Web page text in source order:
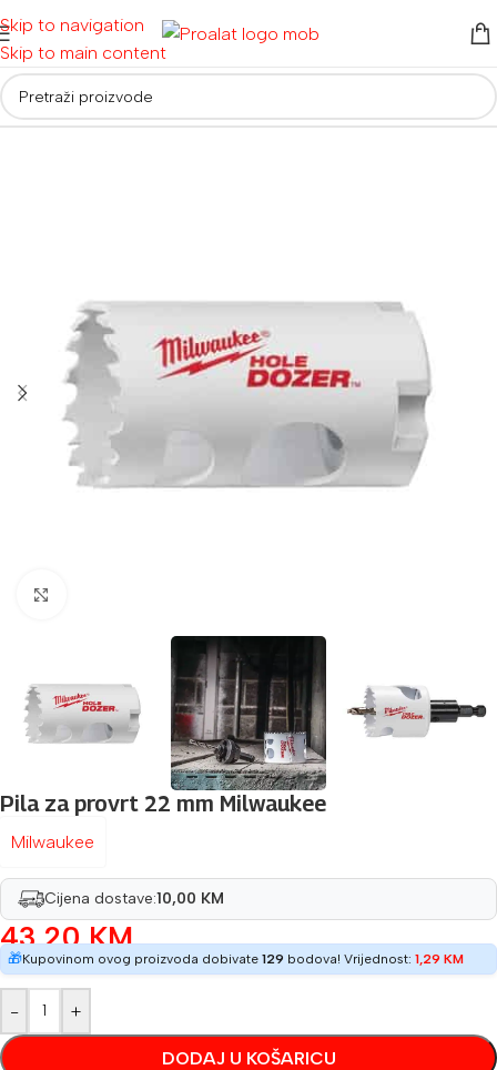
Skip to navigation
Skip to main content
Početna/ Pribor
Pila za provrt 22 mm Milwaukee
Milwaukee
Cijena dostave:10,00 KM
43,20KM
🎁Kupovinom ovog proizvoda dobivate 129 bodova! Vrijednost: 1,29 KM
- +
DODAJ U KOŠARICU